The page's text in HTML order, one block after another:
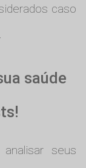
caso
saúde
seus